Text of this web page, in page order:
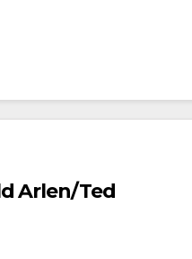
Arlen/Ted